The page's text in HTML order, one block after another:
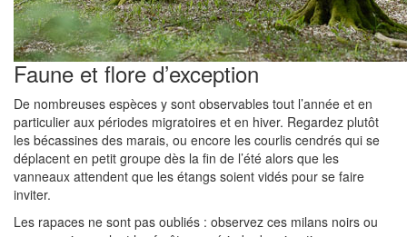
Faune et flore d’exception
De nombreuses espèces y sont observables tout l’année et en
particulier aux périodes migratoires et en hiver. Regardez plutôt
les bécassines des marais, ou encore les courlis cendrés qui se
déplacent en petit groupe dès la fin de l’été alors que les
vanneaux attendent que les étangs soient vidés pour se faire
inviter.
Les rapaces ne sont pas oubliés : observez ces milans noirs ou